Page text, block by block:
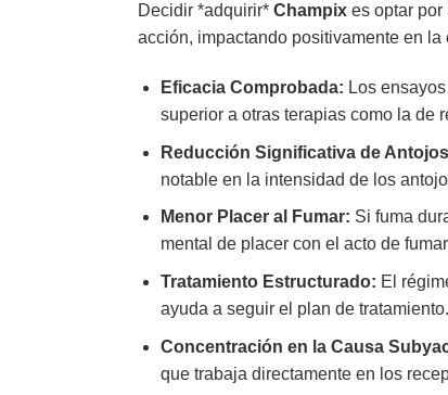
Decidir *adquirir* Champix es optar
acción, impactando positivamente en
Eficacia Comprobada: Los
superior a otras terapias como la de
Reducción Significativa de
notable en la intensidad de los
Menor Placer al Fumar: Si fuma
mental de placer con el acto de
Tratamiento Estructurado: El
ayuda a seguir el plan de tratamiento.
Concentración en la Causa
que trabaja directamente en los